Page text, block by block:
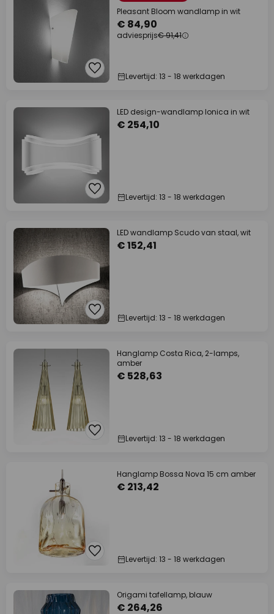
Pleasant Bloom wandlamp in wit
€ 84,90
adviesprijs€ 91,41
Levertijd: 13 - 18 werkdagen
LED design-wandlamp Ionica in wit
€ 254,10
Levertijd: 13 - 18 werkdagen
LED wandlamp Scudo van staal, wit
€ 152,41
Levertijd: 13 - 18 werkdagen
Hanglamp Costa Rica, 2-lamps,
amber
€ 528,63
Levertijd: 13 - 18 werkdagen
Hanglamp Bossa Nova 15 cm amber
€ 213,42
Levertijd: 13 - 18 werkdagen
Origami tafellamp, blauw
€ 264,26